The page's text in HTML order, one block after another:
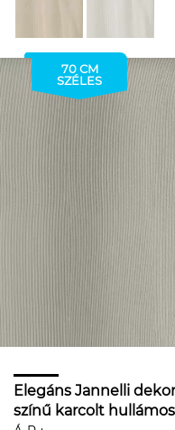
70 CM
SZÉLES
Elegáns Jannelli
színű karcolt